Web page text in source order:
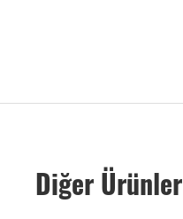
Diğer Ürünler